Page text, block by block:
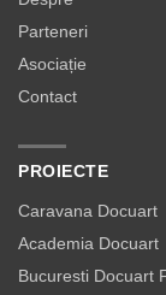
Parteneri
Asociație
Contact
PROIECTE
Caravana Docuart
Academia Docuart
Bucuresti Docuart